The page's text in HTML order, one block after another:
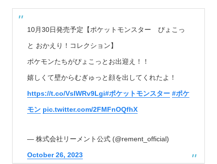
10月30日発売予定【ポケットモンスター ぴょこっ
と おかえり！コレクション】
ポケモンたちがぴょこっとお出迎え！！
嬉しくて壁からむぎゅっと顔を出してくれたよ！
https://t.co/VsIWRv9Lgi#ポケットモンスター #ポケ
モン pic.twitter.com/2FMFnOQfhX
— 株式会社リーメント公式 (@rement_official)
October 26, 2023